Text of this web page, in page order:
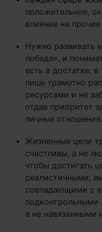
положительное,
влияние на
Нужно развивать
победа», и
есть в достатке,
лишь грамотно
ресурсами и не
отдав приоритет
личные отношения.
Жизненные цели
счастливы, а не
чтобы достигать
реалистичными,
совпадающими с
а не навязанными